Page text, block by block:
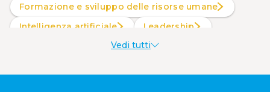
Formazione e sviluppo delle risorse umane
intelligenza artificiale
Leadership
Produttività al lavoroVedi tutti